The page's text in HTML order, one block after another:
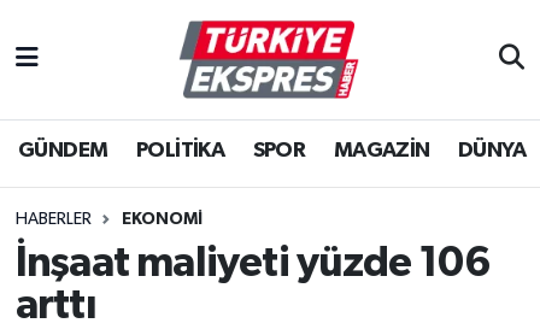
GÜNDEM POLİTİKA SPOR MAGAZİN DÜNYA
HABERLER EKONOMİ
İnşaat maliyeti yüzde 106
arttı
İstanbul Nöbetçi Eczaneler
İstanbul Hava Durumu
İstanbul Namaz Vakitleri
İstanbul Trafik Yoğunluk Haritası